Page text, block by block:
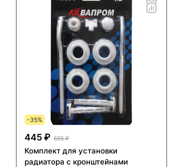
-35%
445 ₽ 685 ₽
Комплект для установки
радиатора с кронштейнами